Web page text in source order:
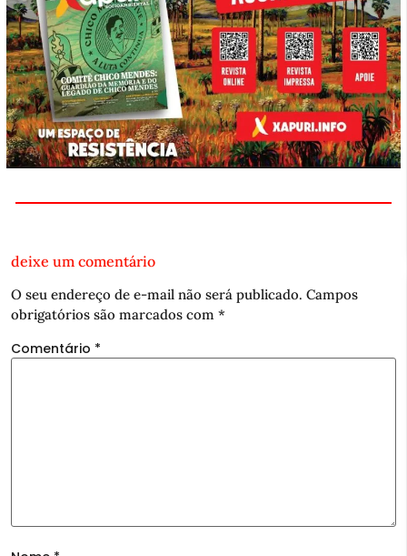
deixe um comentário
O seu endereço de e-mail não será publicado. Campos
obrigatórios são marcados com *
Comentário *